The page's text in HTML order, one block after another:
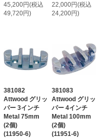
45,200円(税込
49,720円)
22,000円(税込
24,200円)
381082
Attwood グリッ
パー 3インチ
Metal 75mm
(2個)
(11950-6)
381083
Attwood グリッ
パー 4インチ
Metal 100mm
(2個)
(11951-6)